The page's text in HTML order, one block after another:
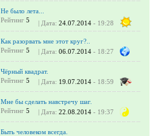
Не было лета...
Рейтинг 5 | Дата: 24.07.2014 - 19:28
Как разорвать мне этот круг?..
Рейтинг 5 | Дата: 06.07.2014 - 18:27
Чёрный квадрат.
Рейтинг 5 | Дата: 19.07.2014 - 18:59
Мне бы сделать навстречу шаг.
Рейтинг 5 | Дата: 22.08.2014 - 19:37
Быть человеком всегда.